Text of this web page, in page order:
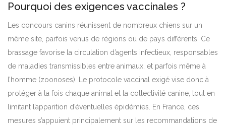
Pourquoi des exigences vaccinales ?
Les concours canins réunissent de nombreux chiens sur un
même site, parfois venus de régions ou de pays différents. Ce
brassage favorise la circulation d’agents infectieux, responsables
de maladies transmissibles entre animaux, et parfois même à
l’homme (zoonoses). Le protocole vaccinal exigé vise donc à
protéger à la fois chaque animal et la collectivité canine, tout en
limitant l’apparition d’éventuelles épidémies. En France, ces
mesures s’appuient principalement sur les recommandations de